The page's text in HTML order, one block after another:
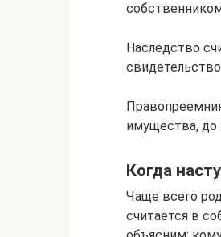
Наследство
имущества, до
Когда
Чаще всего
считается в